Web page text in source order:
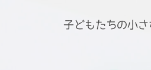
子どもたちの小さ